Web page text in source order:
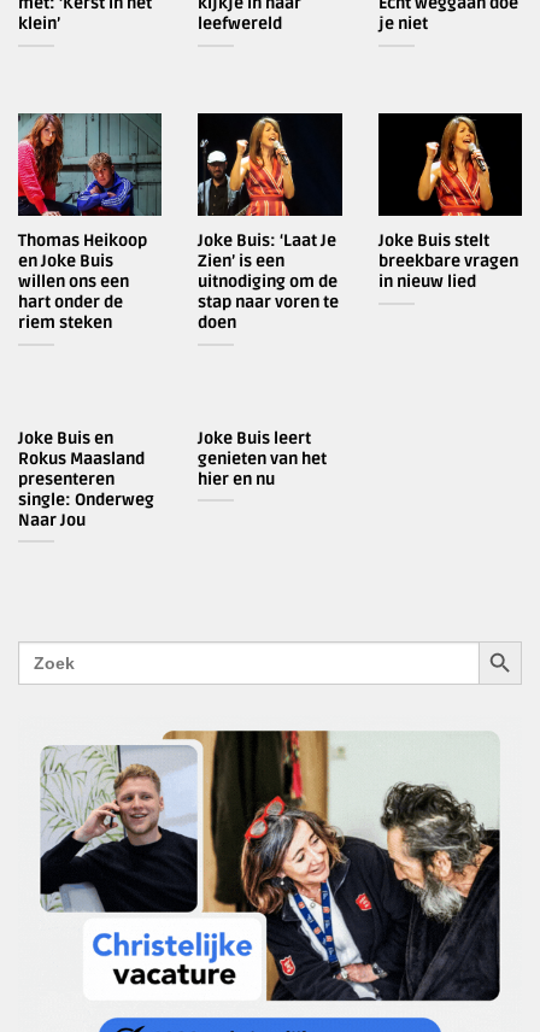
klein’
leefwereld
je niet
Thomas Heikoop
en Joke Buis
willen ons een
hart onder de
riem steken
Joke Buis: ‘Laat Je
Zien’ is een
uitnodiging om de
stap naar voren te
doen
Joke Buis stelt
breekbare vragen
in nieuw lied
Joke Buis en
Rokus Maasland
presenteren
single: Onderweg
Naar Jou
Joke Buis leert
genieten van het
hier en nu
Zoek
naar: